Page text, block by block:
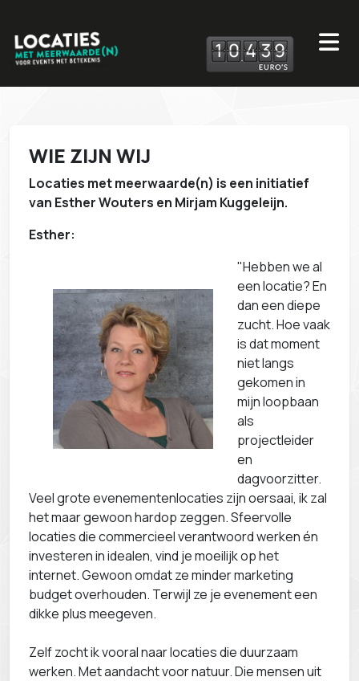
10 439
WIE ZIJN WIJ
Locaties met meerwaarde(n) is een initiatief
van Esther Wouters en Mirjam Kuggeleijn.
Esther:
"Hebben we al
een locatie? En
dan een diepe
zucht. Hoe vaak
is dat moment
niet langs
gekomen in
mijn loopbaan
als
projectleider
en
dagvoorzitter.
Veel grote evenementenlocaties zijn oersaai, ik zal
het maar gewoon hardop zeggen. Sfeervolle
locaties die commercieel verantwoord werken én
investeren in idealen, vind je moeilijk op het
internet. Gewoon omdat ze minder marketing
budget overhouden. Terwijl ze je evenement een
dikke plus meegeven.
Zelf zocht ik vooral naar locaties die duurzaam
werken. Met aandacht voor natuur. Die mensen uit